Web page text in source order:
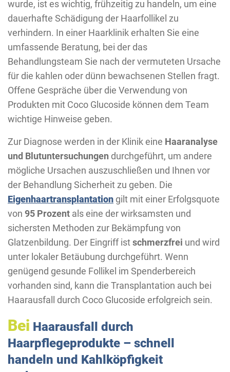
wurde, ist es wichtig, frühzeitig zu handeln, um eine
dauerhafte Schädigung der Haarfollikel zu
verhindern. In einer Haarklinik erhalten Sie eine
umfassende Beratung, bei der das
Behandlungsteam Sie nach der vermuteten Ursache
für die kahlen oder dünn bewachsenen Stellen fragt.
Offene Gespräche über die Verwendung von
Produkten mit Coco Glucoside können dem Team
wichtige Hinweise geben.
Zur Diagnose werden in der Klinik eine Haaranalyse
und Blutuntersuchungen durchgeführt, um andere
mögliche Ursachen auszuschließen und Ihnen vor
der Behandlung Sicherheit zu geben. Die
Eigenhaartransplantation gilt mit einer Erfolgsquote
von 95 Prozent als eine der wirksamsten und
sichersten Methoden zur Bekämpfung von
Glatzenbildung. Der Eingriff istschmerzfrei und wird
unter lokaler Betäubung durchgeführt. Wenn
genügend gesunde Follikel im Spenderbereich
vorhanden sind, kann die Transplantation auch bei
Haarausfall durch Coco Glucoside erfolgreich sein.
Bei Haarausfall durch
Haarpflegeprodukte – schnell
handeln und Kahlköpfigkeit